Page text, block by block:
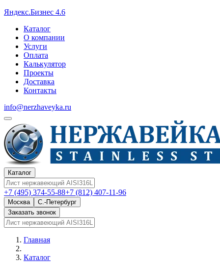
Яндекс.Бизнес 4.6
Каталог
О компании
Услуги
Оплата
Калькулятор
Проекты
Доставка
Контакты
info@nerzhaveyka.ru
Каталог
+7 (495) 374-55-88+7 (812) 407-11-96
Москва
С.-Петербург
Заказать звонок
Главная
Каталог